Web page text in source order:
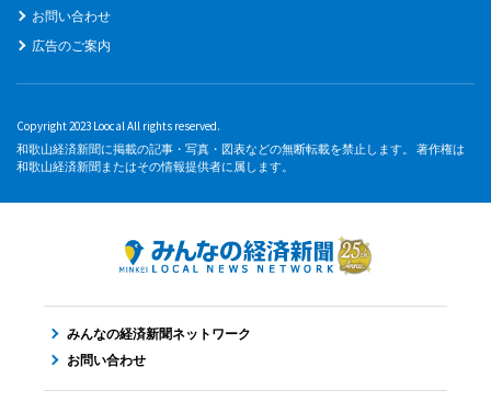
お問い合わせ
広告のご案内
Copyright 2023 Loocal All rights reserved.
和歌山経済新聞に掲載の記事・写真・図表などの無断転載を禁止します。 著作権は
和歌山経済新聞またはその情報提供者に属します。
みんなの経済新聞ネットワーク
お問い合わせ